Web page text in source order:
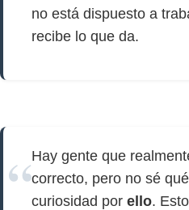
no está dispuesto a
recibe lo que da.
Hay gente que
correcto, pero no sé
curiosidad por ello.